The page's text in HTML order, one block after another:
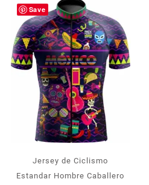
opciones
se
pueden
elegir
en
la
página
de
producto
Save
Jersey de Ciclismo
Estandar Hombre Caballero